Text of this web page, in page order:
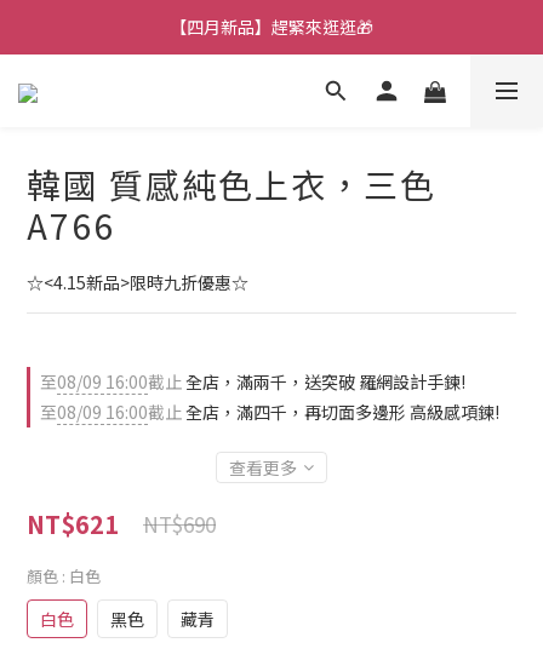
【七月新品】上架了!! 限時折扣優惠😍
【四月新品】趕緊來逛逛🎁
★加入官方LINE～好康攏底家🥰★
韓國 質感純色上衣，三色
A766
☆<4.15新品>限時九折優惠☆
至08/09 16:00截止全店，滿兩千，送突破 羅網設計手鍊!
至08/09 16:00截止全店，滿四千，再切面多邊形 高級感項鍊!
查看更多
NT$621 NT$690
顏色 : 白色
白色 黑色 藏青